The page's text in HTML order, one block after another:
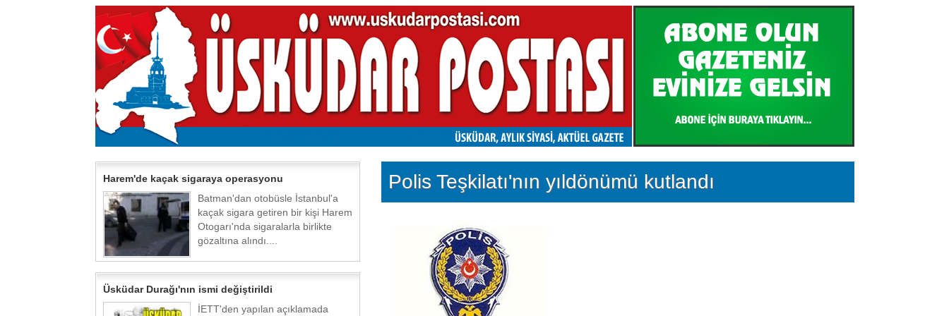
Harem'de kaçak sigaraya operasyonu
Batman'dan otobüsle İstanbul'a
kaçak sigara getiren bir kişi Harem
Otogarı'nda sigaralarla birlikte
gözaltına alındı....
Üsküdar Durağı'nın ismi değiştirildi
İETT'den yapılan açıklamada
Polis Teşkilatı'nın yıldönümü kutlandı